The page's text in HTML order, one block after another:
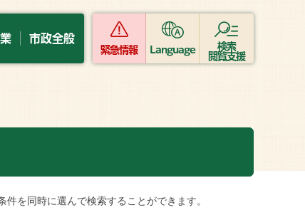
市政全般
緊急情報 Language
検索
閲覧支援
を同時に選んで検索することができます。